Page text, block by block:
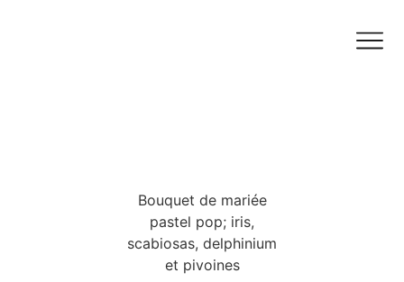
Bouquet de mariée
pastel pop; iris,
scabiosas, delphinium
et pivoines